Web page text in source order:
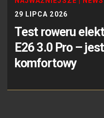
29 LIPCA 2026
Test roweru
E26 3.0 Pro –
komfortowy